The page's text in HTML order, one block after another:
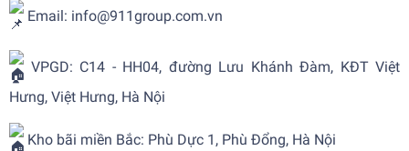
Email: info@911group.com.vn
VPGD: C14 - HH04, đường Lưu Khánh Đàm, KĐT Việt
Hưng, Việt Hưng, Hà Nội
Kho bãi miền Bắc: Phù Dực 1, Phù Đổng, Hà Nội